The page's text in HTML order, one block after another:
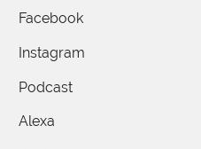
indossare, secondo
naturale.
🐒🍀🌻☕
Facebook
Instagram
Podcast
Alexa